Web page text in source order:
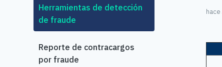
Herramientas de detección
de fraude
Reporte de contracargos
por fraude
hace